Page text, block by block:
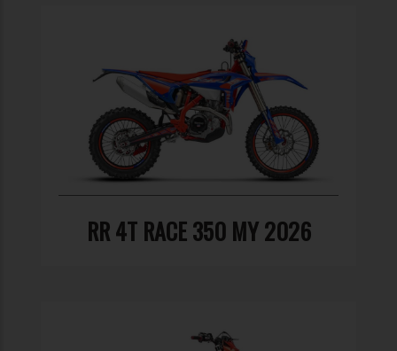
RR 4T RACE 350 MY 2026